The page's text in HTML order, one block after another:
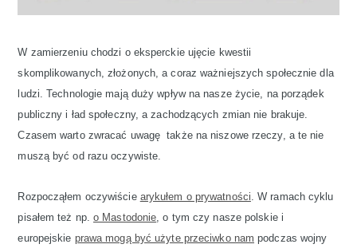
W zamierzeniu chodzi o eksperckie ujęcie kwestii
skomplikowanych, złożonych, a coraz ważniejszych społecznie dla
ludzi. Technologie mają duży wpływ na nasze życie, na porządek
publiczny i ład społeczny, a zachodzących zmian nie brakuje.
Czasem warto zwracać uwagę także na niszowe rzeczy, a te nie
muszą być od razu oczywiste.
Rozpocząłem oczywiście arykułem o prywatności. W ramach cyklu
pisałem też np.o Mastodonie, o tym czy nasze polskie i
europejskie prawa mogą być użyte przeciwko nam podczas wojny